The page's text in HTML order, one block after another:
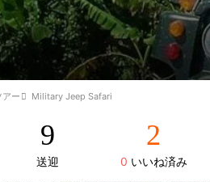
アー Military Jeep Safari
送迎 0 いいね済み